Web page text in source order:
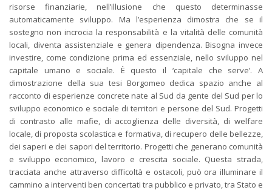
risorse finanziarie, nell’illusione che questo determinasse
automaticamente sviluppo. Ma l’esperienza dimostra che se il
sostegno non incrocia la responsabilità e la vitalità delle comunità
locali, diventa assistenziale e genera dipendenza. Bisogna invece
investire, come condizione prima ed essenziale, nello sviluppo nel
capitale umano e sociale. È questo il ‘capitale che serve’. A
dimostrazione della sua tesi Borgomeo dedica spazio anche al
racconto di esperienze concrete nate al Sud da gente del Sud per lo
sviluppo economico e sociale di territori e persone del Sud. Progetti
di contrasto alle mafie, di accoglienza delle diversità, di welfare
locale, di proposta scolastica e formativa, di recupero delle bellezze,
dei saperi e dei sapori del territorio. Progetti che generano comunità
e sviluppo economico, lavoro e crescita sociale. Questa strada,
tracciata anche attraverso difficoltà e ostacoli, può ora illuminare il
cammino a interventi ben concertati tra pubblico e privato, tra Stato e